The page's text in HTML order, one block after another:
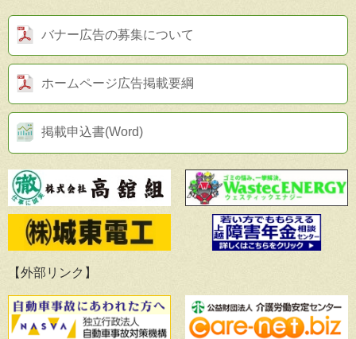
バナー広告の募集について
ホームページ広告掲載要綱
掲載申込書(Word)
【外部リンク】